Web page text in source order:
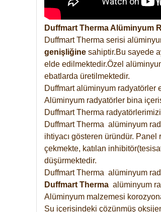
Duffmart Therma Alüminyum
Duffmart Therma serisi
genişliğine sahiptir.Bu sayede
elde edilmektedir.Özel
ebatlarda üretilmektedir.
Duffmart alüminyum radyatörler
Alüminyum radyatörler bina
Duffmart Therma
Duffmart Therma alüminyum
ihtiyacı gösteren üründür. Panel
çekmekte, katılan
düşürmektedir.
Duffmart Therma alüminyum
Duffmart Therma alüminyum
Alüminyum malzemesi
Su içerisindeki çözünmüş